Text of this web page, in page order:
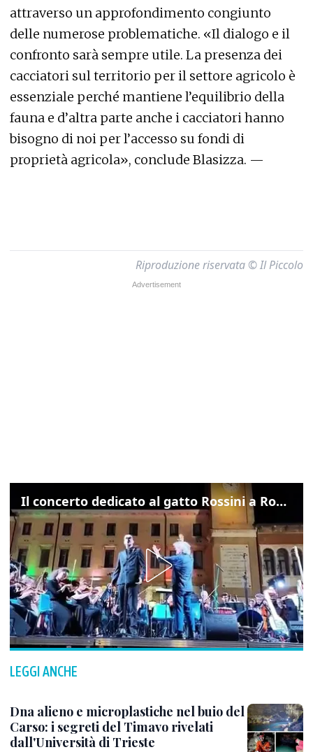
attraverso un approfondimento congiunto
delle numerose problematiche. «Il dialogo e il
confronto sarà sempre utile. La presenza dei
cacciatori sul territorio per il settore agricolo è
essenziale perché mantiene l’equilibrio della
fauna e d’altra parte anche i cacciatori hanno
bisogno di noi per l’accesso su fondi di
proprietà agricola», conclude Blasizza. —
Riproduzione riservata © Il Piccolo
Il concerto dedicato al gatto Rossini a Rovigo: ecco un estratto
LEGGI ANCHE
Dna alieno e microplastiche nel buio del
Carso: i segreti del Timavo rivelati
dall'Università di Trieste